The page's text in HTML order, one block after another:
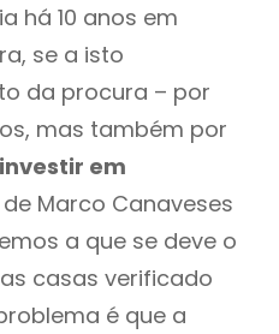
há 10 anos em
se a isto
da procura – por
mas também por
investir em
Marco Canaveses
a que se deve o
casas verificado
é que a